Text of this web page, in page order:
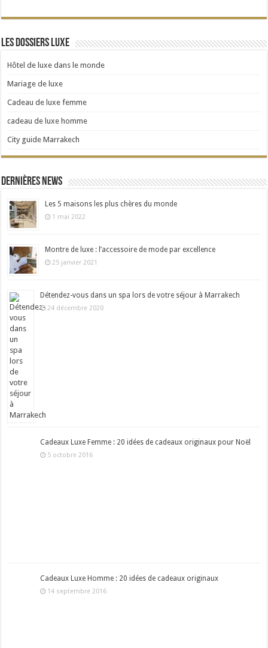
Les dossiers Luxe
Hôtel de luxe dans le monde
Mariage de luxe
Cadeau de luxe femme
cadeau de luxe homme
City guide Marrakech
Dernières news
Les 5 maisons les plus chères du monde
1 mai 2022
Montre de luxe : l’accessoire de mode par excellence
25 janvier 2021
Détendez-vous dans un spa lors de votre séjour à Marrakech
24 décembre 2020
Cadeaux Luxe Femme : 20 idées de cadeaux originaux pour Noël
5 octobre 2016
Cadeaux Luxe Homme : 20 idées de cadeaux originaux
14 septembre 2016